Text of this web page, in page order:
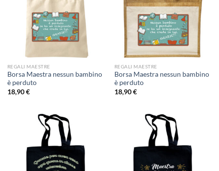
REGALI MAESTRE
Borsa Maestra nessun bambino
è perduto
18,90€
REGALI MAESTRE
Borsa Maestra nessun bambino
è perduto
18,90€